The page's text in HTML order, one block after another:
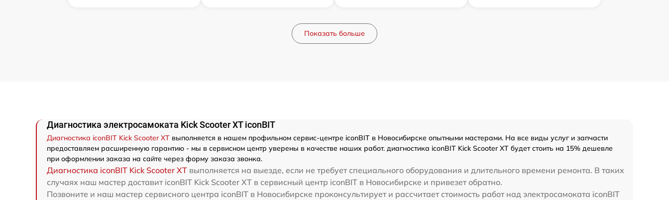
Показать больше
Диагностика электросамоката Kick Scooter XT iconBIT
Диагностика iconBIT Kick Scooter XT выполняется в нашем профильном сервис-центре iconBIT в Новосибирске опытными мастерами. На все виды услуг и запчасти
предоставляем расширенную гарантию - мы в сервисном центр уверены в качестве наших работ. диагностика iconBIT Kick Scooter XT будет стоить на 15% дешевле
при оформлении заказа на сайте через форму заказа звонка.
Диагностика iconBIT Kick Scooter XT выполняется на выезде, если не требует специального оборудования и длительного времени ремонта. В таких
случаях наш мастер доставит iconBIT Kick Scooter XT в сервисный центр iconBIT в Новосибирске и привезет обратно.
Позвоните и наш мастер сервисного центра iconBIT в Новосибирске проконсультирует и рассчитает стоимость работ над электросамоката iconBIT